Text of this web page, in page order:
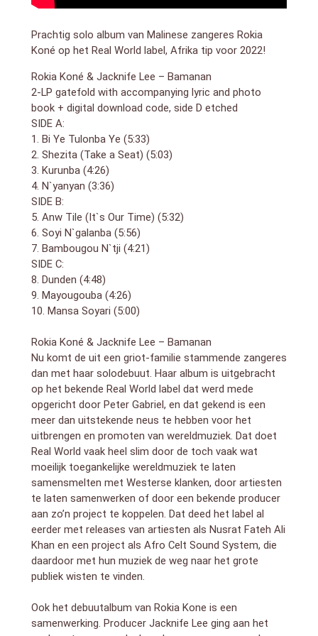
werk met voor een deel eerder opgenomen vocal
van te maken. Lee is een Ierse muzikant en producer
die eerder werkte met artiesten als U2, REM, the
man dus die weet hoe je een retecommercieel album
moet maken.
Gelukkig is ‘Bamanan’ geen te commercieel album
geworden en heeft Lee de roots en de muziek van
Kone met verdiend respect een upgrade gegeven om
erg goed te gaan klinken. Moderne beats en prachtige
soundscapes ondersteunen de Afrikaanse percussie,
kora en meerstemmige zang en mengen daardoor
samen tot een prachtig album dat zowel op een feest
als ook als chill muziek gedraaid kan worden. (review
Maxazine)
Prachtig solo album van Malinese zangeres Rokia
Koné op het Real World label, Afrika tip voor 2022!
Rokia Koné & Jacknife Lee – Bamanan
2-LP gatefold with accompanying lyric and photo
book + digital download code, side D etched
SIDE A:
1. Bi Ye Tulonba Ye (5:33)
2. Shezita (Take a Seat) (5:03)
3. Kurunba (4:26)
4. N`yanyan (3:36)
SIDE B:
5. Anw Tile (It`s Our Time) (5:32)
6. Soyi N`galanba (5:56)
7. Bambougou N`tji (4:21)
SIDE C:
8. Dunden (4:48)
9. Mayougouba (4:26)
10. Mansa Soyari (5:00)
Rokia Koné & Jacknife Lee – Bamanan
Nu komt de uit een griot-familie stammende zangeres
dan met haar solodebuut. Haar album is uitgebracht
op het bekende Real World label dat werd mede
opgericht door Peter Gabriel, en dat gekend is een
meer dan uitstekende neus te hebben voor het
uitbrengen en promoten van wereldmuziek. Dat doet
Real World vaak heel slim door de toch vaak wat
moeilijk toegankelijke wereldmuziek te laten
samensmelten met Westerse klanken, door artiesten
te laten samenwerken of door een bekende producer
aan zo’n project te koppelen. Dat deed het label al
eerder met releases van artiesten als Nusrat Fateh Ali
Khan en een project als Afro Celt Sound System, die
daardoor met hun muziek de weg naar het grote
publiek wisten te vinden.
Ook het debuutalbum van Rokia Kone is een
samenwerking. Producer Jacknife Lee ging aan het